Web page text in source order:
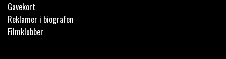
Gavekort
Reklamer i biografen
Filmklubber